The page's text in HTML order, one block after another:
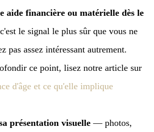
aide financière ou matérielle dès le
le signal le plus sûr que vous ne
pas assez intéressant autrement.
ce point, lisez notre article sur
d'âge et ce qu'elle implique
présentation visuelle — photos,